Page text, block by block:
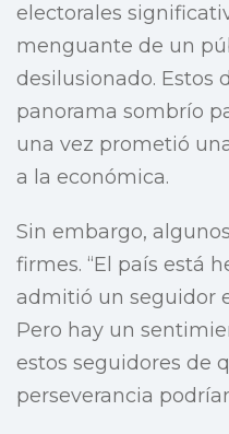
electorales
menguante de un
desilusionado. Estos
panorama sombrío
una vez prometió
a la económica.
Sin embargo,
firmes. “El país está
admitió un seguidor
Pero hay un
estos seguidores de
perseverancia